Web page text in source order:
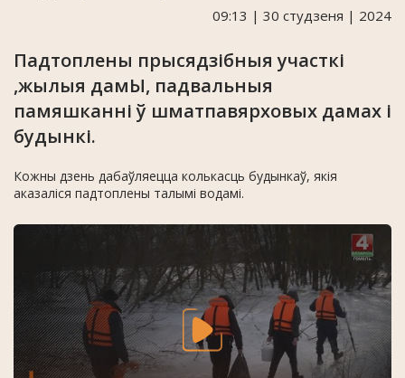
09:13 | 30 студзеня | 2024
Падтоплены прысядзібныя участкі
,жылыя дамЫ, падвальныя
памяшканні ў шматпавярховых дамах і
будынкі.
Кожны дзень дабаўляецца колькасць будынкаў, якія
аказаліся падтоплены талымі водамі.